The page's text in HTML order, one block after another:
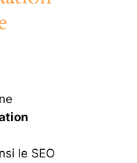
le SEO